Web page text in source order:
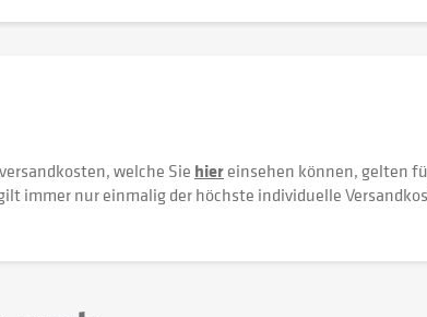
welche Sie hiereinsehen können, gelten
immer nur einmalig der höchste individuelle